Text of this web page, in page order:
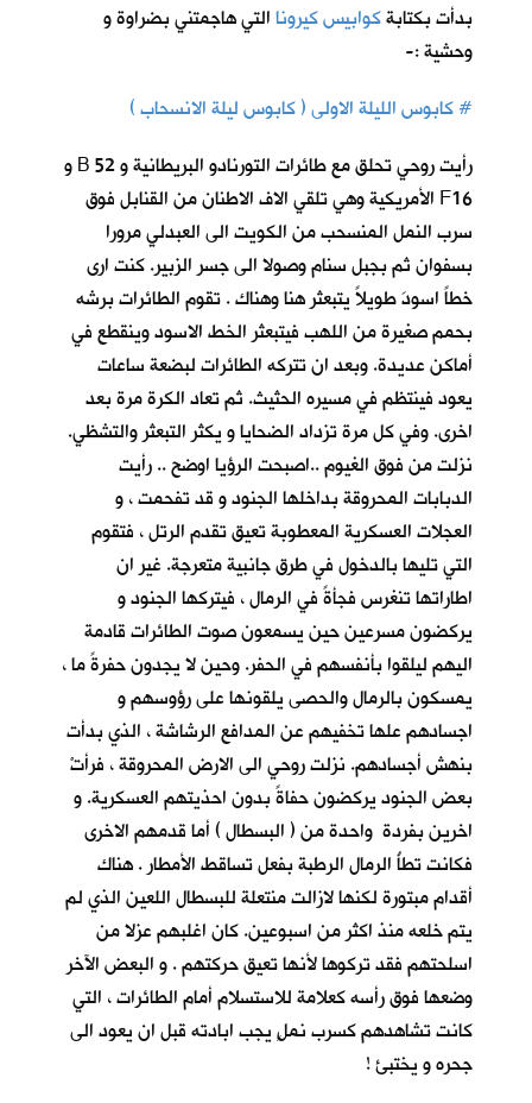
بدأت بكتابةكوابيس كيروناالتي هاجمتني بضراوة و
وحشية :-
# كابوس الليلة الاولى ( كابوس ليلة الانسحاب )
رأيت روحي تحلق مع طائرات التورنادو البريطانية و 52 B و
F16 الأمريكية وهي تلقي الاف الاطنان من القنابل فوق
سرب النمل المنسحب من الكويت الى العبدلي مرورا
بسفوان ثم بجبل سنام وصولا الى جسر الزبير. كنت ارى
خطاً اسودَ طويلاً يتبعثر هنا وهناك . تقوم الطائرات برشه
بحمم صغيرة من اللهب فيتبعثر الخط الاسود وينقطع في
أماكن عديدة. وبعد ان تتركه الطائرات لبضعة ساعات
يعود فينتظم في مسيره الحثيث. ثم تعاد الكرة مرة بعد
اخرى. وفي كل مرة تزداد الضحايا و يكثر التبعثر والتشظي.
نزلت من فوق الغيوم ..اصبحت الرؤيا اوضح .. رأيت
الدبابات المحروقة بداخلها الجنود و قد تفحمت ، و
العجلات العسكرية المعطوبة تعيق تقدم الرتل ، فتقوم
التي تليها بالدخول في طرق جانبية متعرجة. غير ان
اطاراتها تنغرس فجأةً في الرمال ، فيتركها الجنود و
يركضون مسرعين حين يسمعون صوت الطائرات قادمة
اليهم ليلقوا بأنفسهم في الحفر. وحين لا يجدون حفرةً ما ،
يمسكون بالرمال والحصى يلقونها على رؤوسهم و
اجسادهم علها تخفيهم عن المدافع الرشاشة ، الذي بدأت
بنهش أجسادهم. نزلت روحي الى الارض المحروقة ، فرأتْ
بعض الجنود يركضون حفاةً بدون احذيتهم العسكرية. و
اخرين بفردة واحدة من ( البسطال ) أما قدمهم الاخرى
فكانت تطأُ الرمال الرطبة بفعل تساقط الأمطار . هناك
أقدام مبتورة لكنها لازالت منتعلة للبسطال اللعين الذي لم
يتم خلعه منذ اكثر من اسبوعين. كان اغلبهم عزلا من
اسلحتهم فقد تركوها لأنها تعيق حركتهم . و البعض الآخر
وضعها فوق رأسه كعلامة للاستسلام أمام الطائرات ، التي
كانت تشاهدهم كسرب نملٍ يجب ابادته قبل ان يعود الى
جحره و يختبئ !